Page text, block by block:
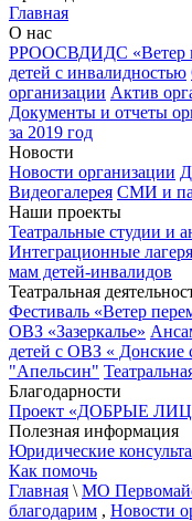
Главная
О нас
РРООСВДИДС «Ветер
детей с инвалидностью
организации Актив
Документы и отчеты
за 2019 год
Новости
Новости организации
Видеогалерея СМИ и
Наши проекты
Театральные студии и
Интеграционные лагеря
мам детей-инвалидов
Театральная
Фестиваль «Ветер
ОВЗ «Зазеркалье»
детей с ОВЗ « Донские
"Апельсин"
Благодарности
Проект «ДОБРЫЕ
Полезная информация
Юридические
Как помочь
Главная \ МО
благодарим , Новости